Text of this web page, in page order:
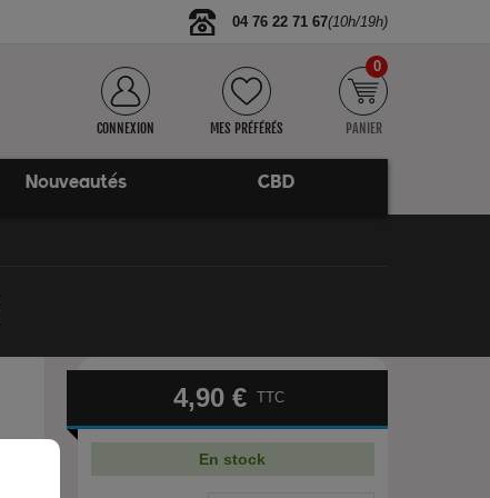
04 76 22 71 67(10h/19h)
CONNEXION MES PRÉFÉRÉS PANIER
0
Nouveautés CBD
4,90 € TTC
En stock